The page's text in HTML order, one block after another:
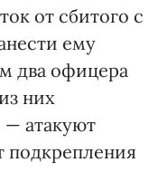
от сбитого с
ему
два офицера
них
— атакуют
подкрепления